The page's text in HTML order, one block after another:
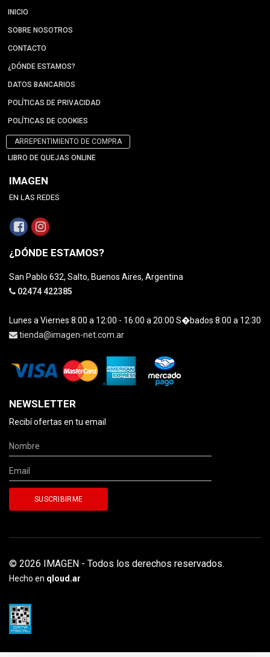
INICIO
SOBRE NOSOTROS
CONTACTO
¿DÓNDE ESTAMOS?
DATOS BANCARIOS
POLÍTICAS DE PRIVACIDAD
POLÍTICAS DE COOKIES
ARREPENTIMIENTO DE COMPRA
LIBRO DE QUEJAS ONLINE
IMAGEN
EN LAS REDES
¿DÓNDE ESTAMOS?
San Pablo 632, Salto, Buenos Aires, Argentina
02474 422385
Lunes a Viernes 8:00 a 12:00 - 16:00 a 20:00 S�bados 8:00 a 12:30
tienda@imagen-net.com.ar
NEWSLETTER
Recibí ofertas en tu email
© 2026 IMAGEN - Todos los derechos reservados.
Hecho en qloud.ar